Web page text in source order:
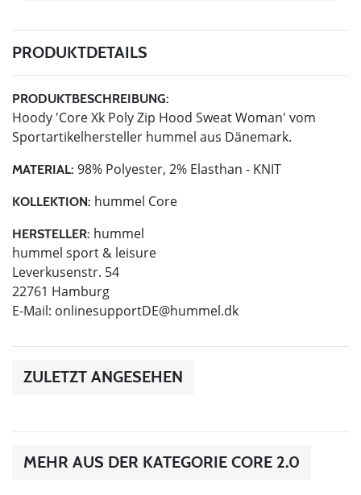
PRODUKTDETAILS
PRODUKTBESCHREIBUNG:
Hoody 'Core Xk Poly Zip Hood Sweat Woman' vom
Sportartikelhersteller hummel aus Dänemark.
MATERIAL: 98% Polyester, 2% Elasthan - KNIT
KOLLEKTION: hummel Core
HERSTELLER: hummel
hummel sport & leisure
Leverkusenstr. 54
22761 Hamburg
E-Mail: onlinesupportDE@hummel.dk
ZULETZT ANGESEHEN
MEHR AUS DER KATEGORIE CORE 2.0